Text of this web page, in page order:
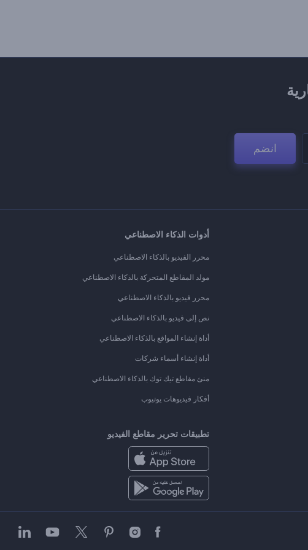
انضم
أدوات الذكاء الاصطناعي
محرر الفيديو بالذكاء الاصطناعي
مولد المقاطع المتحركة بالذكاء الاصطناعي
محرر فيديو بالذكاء الاصطناعي
نص إلى فيديو بالذكاء الاصطناعي
أداة إنشاء المواقع بالذكاء الاصطناعي
أداة إنشاء أسماء شركات
منئ مقاطع تيك توك بالذكاء الاصطناعي
أفكار فيديوهات يوتيوب
تطبيقات تحرير مقاطع الفيديو